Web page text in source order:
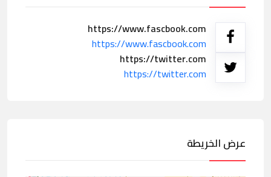
https://www.fascbook.com
https://www.fascbook.com
https://twitter.com
https://twitter.com
عرض الخريطة